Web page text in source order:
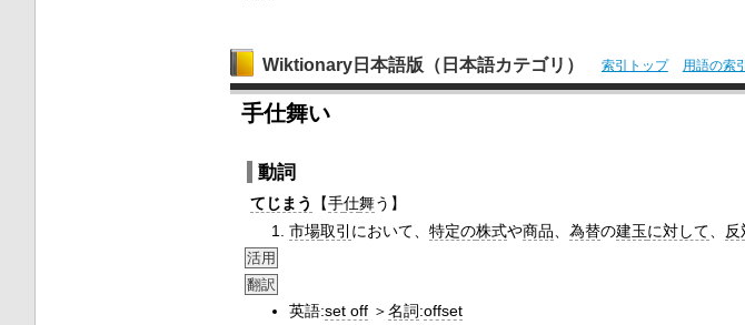
Wiktionary日本語版（日本語カテゴリ） 索引トップ 用語の索引
手仕舞い
動詞
てじまう 【手仕舞う】
市場取引 において、 特定の株式や商品 為替の建玉に対して 反
活用
翻訳
英語:set off＞名詞:offset